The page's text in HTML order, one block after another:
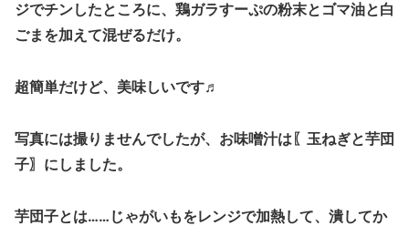
ジでチンしたところに、鶏ガラすーぷの粉末とゴマ油と白
ごまを加えて混ぜるだけ。
超簡単だけど、美味しいです♬
写真には撮りませんでしたが、お味噌汁は〖玉ねぎと芋団
子〗にしました。
芋団子とは……じゃがいもをレンジで加熱して、潰してか